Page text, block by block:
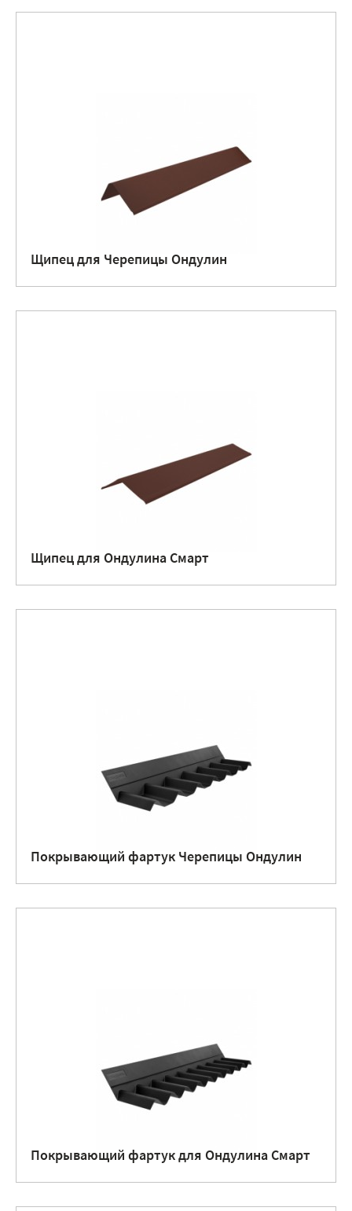
Щипец для Черепицы Ондулин
Щипец для Ондулина Смарт
Покрывающий фартук Черепицы Ондулин
Покрывающий фартук для Ондулина Смарт